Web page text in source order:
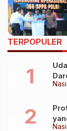
TERPOPULER